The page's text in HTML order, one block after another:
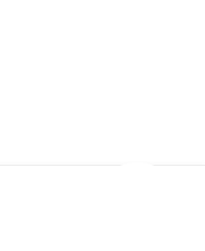
to my inquiry.